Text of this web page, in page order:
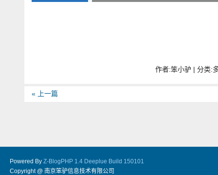
作者:笨小驴 | 分类:
« 上一篇
Powered By Z-BlogPHP 1.4 Deeplue Build 150101
Copyright @ 南京笨驴信息技术有限公司